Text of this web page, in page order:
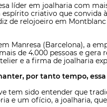
líder em joalharia com
criativo que convida
de relojoeiro em Montblanc
Manresa (Barcelona), a
de 4.000 pessoas e
e a firma de joalharia
por tanto tempo,
tem sido entender que
e um ofício, a joalharia,